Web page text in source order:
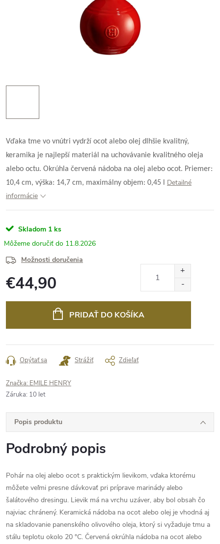
Vďaka tme vo vnútri vydrží ocot alebo olej dlhšie kvalitný,
keramika je najlepší materiál na uchovávanie kvalitného oleja
alebo octu. Okrúhla červená nádoba na olej alebo ocot. Priemer:
10,4 cm, výška: 14,7 cm, maximálny objem: 0,45 l
Detailné
informácie
Skladom 1 ks
11.8.2026
Možnosti doručenia
€44,90
PRIDAŤ DO KOŠÍKA
Opýtať sa Strážiť Zdieľať
Značka: EMILE HENRY
Záruka: 10 let
Popis produktu
Podrobný popis
Pohár na olej alebo ocot s praktickým lievikom, vďaka ktorému
môžete veľmi presne dávkovať pri príprave marinády alebo
šalátového dresingu. Lievik má na vrchu uzáver, aby bol obsah čo
najviac chránený. Keramická nádoba na ocot alebo olej je vhodná aj
na skladovanie panenského olivového oleja, ktorý si vyžaduje tmu a
stálu teplotu okolo 20 °C. Červená okrúhla nádoba na ocot alebo